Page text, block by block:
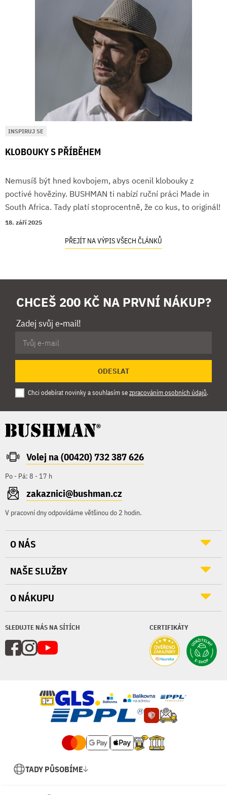
INSPIRUJ SE
KLOBOUKY S PŘÍBĚHEM
Nemusíš být hned kovbojem, abys ocenil klobouky z
poctivé hověziny. BUSHMAN ti nabízí ruční práci Made in
South Africa. Tady platí stoprocentně, že co kus, to originál!
18. září 2025
PŘEJÍT NA VÝPIS VŠECH ČLÁNKŮ
CHCEŠ 200 KČ NA PRVNÍ NÁKUP?
Zadej svůj e-mail!
ODESLAT
Chci odebírat novinky a souhlasím sezpracováním osobních údajů.
Volej na (00420) 732 387 626
Po - Pá: 8 - 17 h
zakaznici@bushman.cz
V pracovní dny odpovídáme většinou do 2 hodin.
SLEDUJTE NÁS NA SÍTÍCH CERTIFIKÁTY
O NÁS
NAŠE SLUŽBY
O NÁKUPU
TADY PŮSOBÍME